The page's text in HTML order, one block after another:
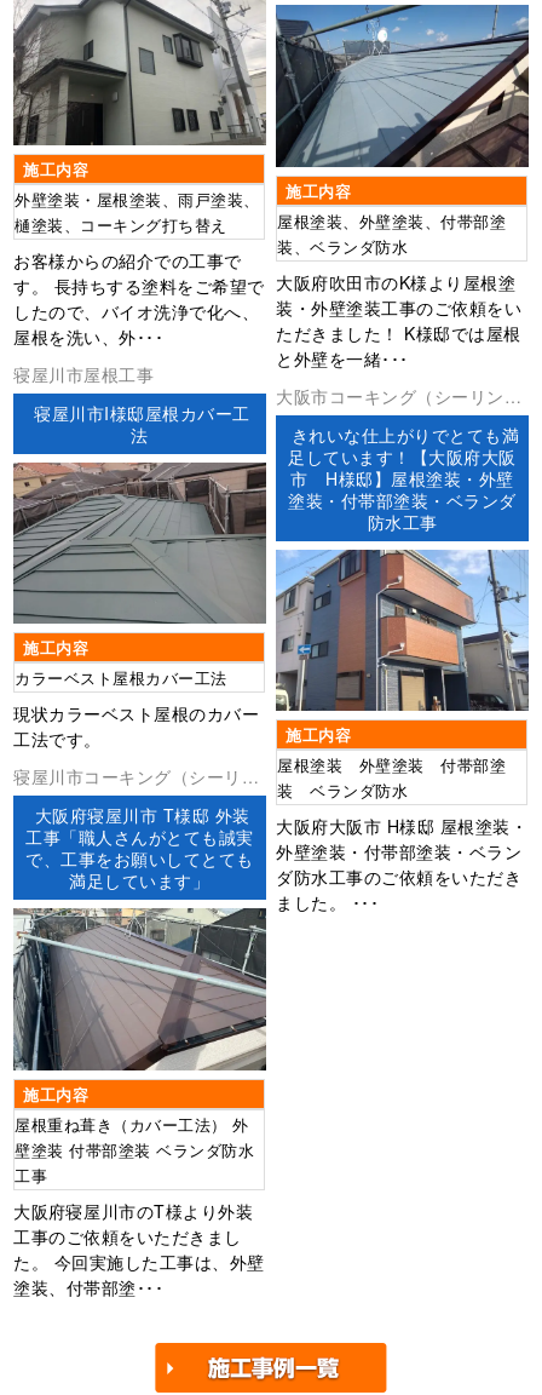
施工内容
外壁塗装・屋根塗装、雨戸塗装、
樋塗装、コーキング打ち替え
お客様からの紹介での工事で
す。 長持ちする塗料をご希望で
したので、バイオ洗浄で化へ、
屋根を洗い、外･･･
施工内容
屋根塗装、外壁塗装、付帯部塗
装、ベランダ防水
大阪府吹田市のK様より屋根塗
装・外壁塗装工事のご依頼をい
ただきました！ K様邸では屋根
と外壁を一緒･･･
寝屋川市屋根工事
寝屋川市I様邸屋根カバー工
法
施工内容
カラーベスト屋根カバー工法
現状カラーベスト屋根のカバー
工法です。
大阪市コーキング（シーリン
グ）ベランダ防水外壁塗装屋根
塗装防水工事
きれいな仕上がりでとても満
足しています！【大阪府大阪
市 H様邸】屋根塗装・外壁
塗装・付帯部塗装・ベランダ
防水工事
施工内容
屋根塗装 外壁塗装 付帯部塗
装 ベランダ防水
大阪府大阪市 H様邸 屋根塗装・
外壁塗装・付帯部塗装・ベラン
ダ防水工事のご依頼をいただき
ました。 ･･･
寝屋川市コーキング（シーリン
グ）ベランダ防水外壁塗装屋根
工事防水工事
大阪府寝屋川市 T様邸 外装
工事「職人さんがとても誠実
で、工事をお願いしてとても
満足しています」
施工内容
屋根重ね葺き（カバー工法） 外
壁塗装 付帯部塗装 ベランダ防水
工事
大阪府寝屋川市のT様より外装
工事のご依頼をいただきまし
た。 今回実施した工事は、外壁
塗装、付帯部塗･･･